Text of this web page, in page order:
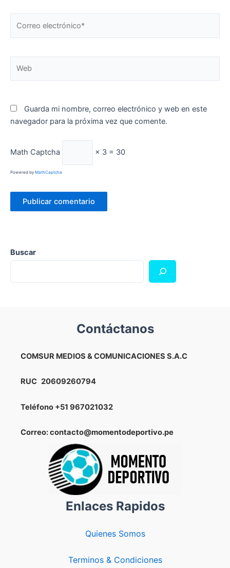
electrónico*
Guarda mi nombre, correo electrónico y web en este
navegador para la próxima vez que comente.
Math Captcha × 3 = 30
Powered by MathCaptcha
Buscar
Contáctanos
COMSUR MEDIOS & COMUNICACIONES S.A.C
RUC 20609260794
Teléfono +51 967021032
Correo: contacto@momentodeportivo.pe
Enlaces Rapidos
Quienes Somos
Terminos & Condiciones